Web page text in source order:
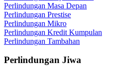
Perlindungan Masa Depan
Perlindungan Prestise
Perlindungan Mikro
Perlindungan Kredit Kumpulan
Perlindungan Tambahan
Perlindungan Jiwa